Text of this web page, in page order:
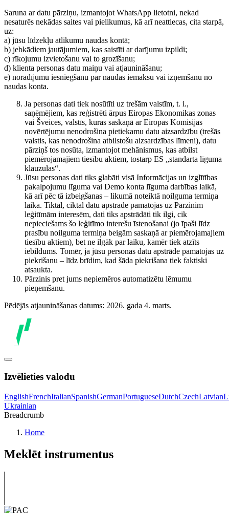
Saruna ar datu pārziņu, izmantojot WhatsApp lietotni, nekad
nesaturēs nekādas saites vai pielikumus, kā arī neattiecas, cita starpā,
uz:
a) jūsu līdzekļu atlikumu naudas kontā;
b) jebkādiem jautājumiem, kas saistīti ar darījumu izpildi;
c) rīkojumu izvietošanu vai to grozīšanu;
d) klienta personas datu maiņu vai atjaunināšanu;
e) norādījumu iesniegšanu par naudas iemaksu vai izņemšanu no
naudas konta.
Ja personas dati tiek nosūtīti uz trešām valstīm, t. i.,
saņēmējiem, kas reģistrēti ārpus Eiropas Ekonomikas zonas
vai Šveices, valstīs, kuras saskaņā ar Eiropas Komisijas
novērtējumu nenodrošina pietiekamu datu aizsardzību (trešās
valstis, kas nenodrošina atbilstošu aizsardzības līmeni), datu
pārziņš tos nosūta, izmantojot mehānismus, kas atbilst
piemērojamajiem tiesību aktiem, tostarp ES „standarta līguma
klauzulas“.
Jūsu personas dati tiks glabāti visā Informācijas un izglītības
pakalpojumu līguma vai Demo konta līguma darbības laikā,
kā arī pēc tā izbeigšanas – likumā noteiktā noilguma termiņa
laikā. Tiktāl, ciktāl datu apstrāde pamatojas uz Pārzinim
leģitīmām interesēm, dati tiks apstrādāti tik ilgi, cik
nepieciešams šo leģitīmo interešu īstenošanai (jo īpaši līdz
prasību noilguma termiņa beigām saskaņā ar piemērojamajiem
tiesību aktiem), bet ne ilgāk par laiku, kamēr tiek atzīts
iebildums. Tomēr, ja jūsu personas datu apstrāde pamatojas uz
piekrišanu – līdz brīdim, kad šāda piekrišana tiek faktiski
atsaukta.
Pārzinis pret jums nepiemēros automatizētu lēmumu
pieņemšanu.
Pēdējās atjaunināšanas datums: 2026. gada 4. marts.
Izvēlieties valodu
EnglishFrenchItalianSpanishGermanPortugueseDutchCzechLatvian
Ukrainian
Breadcrumb
Home
Meklēt instrumentus